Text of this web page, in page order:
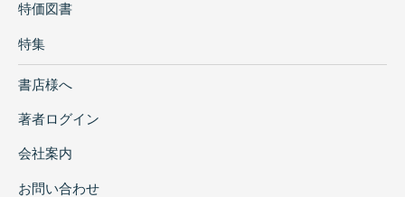
特価図書
特集
書店様へ
著者ログイン
会社案内
お問い合わせ